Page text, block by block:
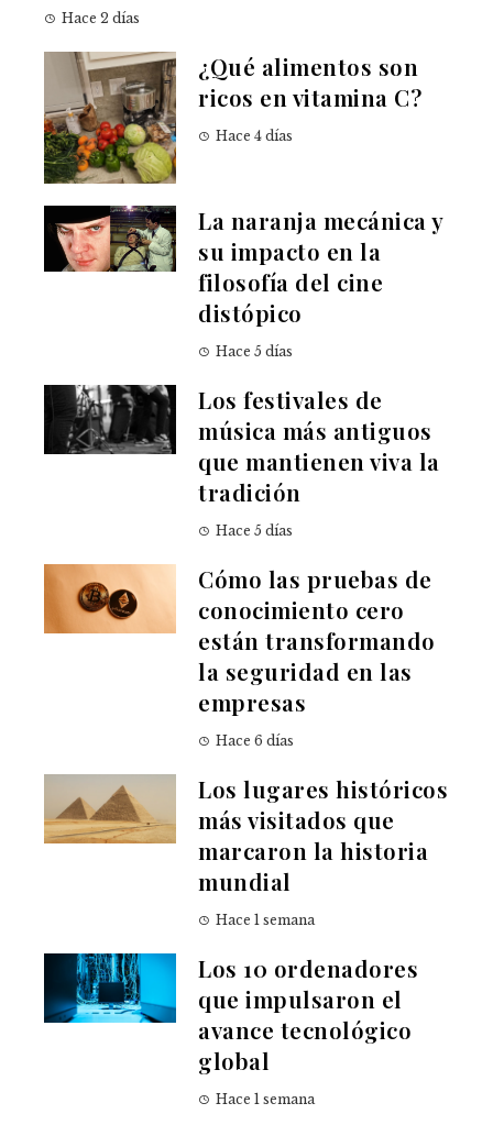
Hace 2 días
¿Qué alimentos son
ricos en vitamina C?
Hace 4 días
La naranja mecánica y
su impacto en la
filosofía del cine
distópico
Hace 5 días
Los festivales de
música más antiguos
que mantienen viva la
tradición
Hace 5 días
Cómo las pruebas de
conocimiento cero
están transformando
la seguridad en las
empresas
Hace 6 días
Los lugares históricos
más visitados que
marcaron la historia
mundial
Hace 1 semana
Los 10 ordenadores
que impulsaron el
avance tecnológico
global
Hace 1 semana